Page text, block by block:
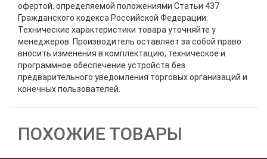
офертой, определяемой положениями Статьи 437
Гражданского кодекса Российской Федерации.
Технические характеристики товара уточняйте у
менеджеров. Производитель оставляет за собой право
вносить изменения в комплектацию, техническое и
программное обеспечение устройств без
предварительного уведомления торговых организаций и
конечных пользователей.
ПОХОЖИЕ ТОВАРЫ